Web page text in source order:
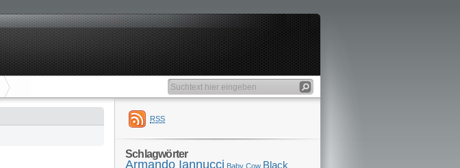
RSS
Schlagwörter
Armando Iannucci Baby Cow Black